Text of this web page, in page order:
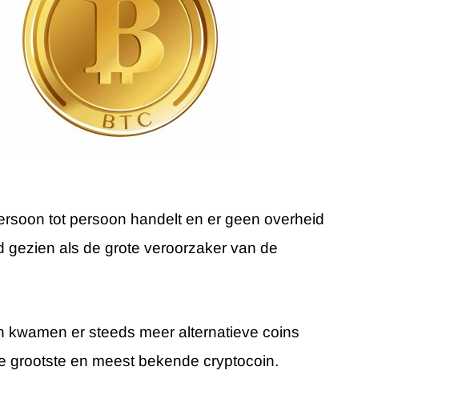
tot persoon handelt en er geen overheid
gezien als de grote veroorzaker van de
er steeds meer alternatieve coins
grootste en meest bekende cryptocoin.